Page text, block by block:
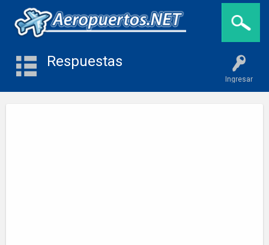
Ingresar
Respuestas